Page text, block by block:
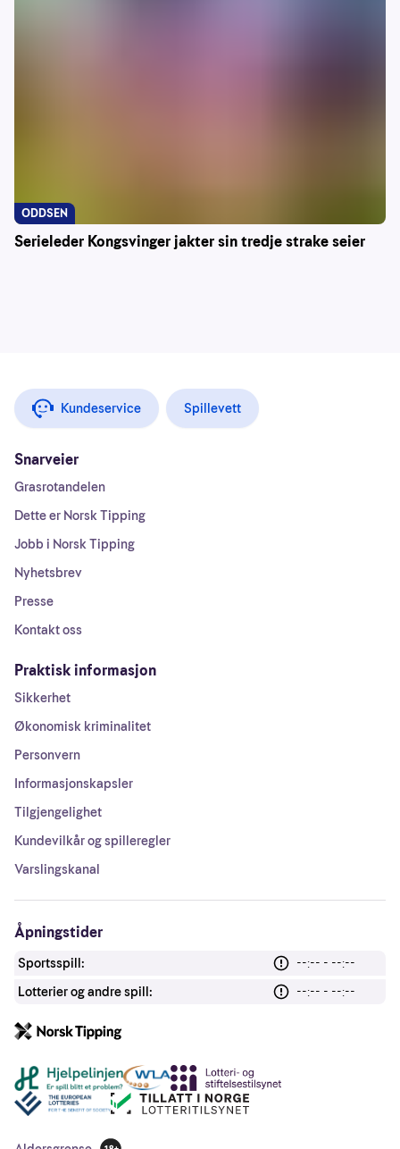
Serieleder Kongsvinger jakter sin tredje strake seier
ODDSEN
Kundeservice Spillevett
Snarveier
Grasrotandelen
Dette er Norsk Tipping
Jobb i Norsk Tipping
Nyhetsbrev
Presse
Kontakt oss
Praktisk informasjon
Sikkerhet
Økonomisk kriminalitet
Personvern
Informasjonskapsler
Tilgjengelighet
Kundevilkår og spilleregler
Varslingskanal
Åpningstider
Sportsspill:
--:-- - --:--
Lotterier og andre spill:
--:-- - --:--
Andre lenker